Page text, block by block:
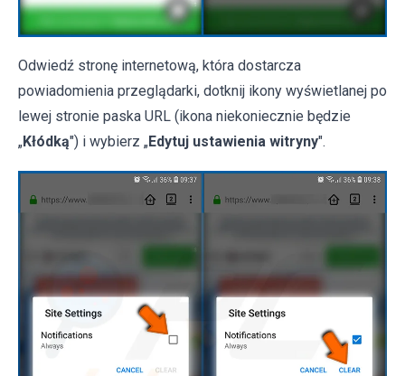
Odwiedź stronę internetową, która dostarcza
powiadomienia przeglądarki, dotknij ikony wyświetlanej po
lewej stronie paska URL (ikona niekoniecznie będzie
„Kłódką") i wybierz „Edytuj ustawienia witryny".